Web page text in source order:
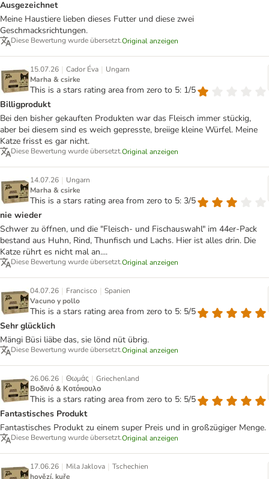
Ausgezeichnet
Meine Haustiere lieben dieses Futter und diese zwei
Geschmacksrichtungen.
Diese Bewertung wurde übersetzt.Original anzeigen
15.07.26 | Cador Éva | Ungarn
Marha & csirke
This is a stars rating area from zero to 5: 1/5
Billigprodukt
Bei den bisher gekauften Produkten war das Fleisch immer stückig,
aber bei diesem sind es weich gepresste, breiige kleine Würfel. Meine
Katze frisst es gar nicht.
Diese Bewertung wurde übersetzt.Original anzeigen
14.07.26 | Ungarn
Marha & csirke
This is a stars rating area from zero to 5: 3/5
nie wieder
Schwer zu öffnen, und die "Fleisch- und Fischauswahl" im 44er-Pack
bestand aus Huhn, Rind, Thunfisch und Lachs. Hier ist alles drin. Die
Katze rührt es nicht mal an....
Diese Bewertung wurde übersetzt.Original anzeigen
04.07.26 | Francisco | Spanien
Vacuno y pollo
This is a stars rating area from zero to 5: 5/5
Sehr glücklich
Mängi Büsi liäbe das, sie lönd nüt übrig.
Diese Bewertung wurde übersetzt.Original anzeigen
26.06.26 | Θωμάς | Griechenland
Βοδινό & Κοτόπουλο
This is a stars rating area from zero to 5: 5/5
Fantastisches Produkt
Fantastisches Produkt zu einem super Preis und in großzügiger Menge.
Diese Bewertung wurde übersetzt.Original anzeigen
17.06.26 | Mila Jaklova | Tschechien
hovězí, kuře